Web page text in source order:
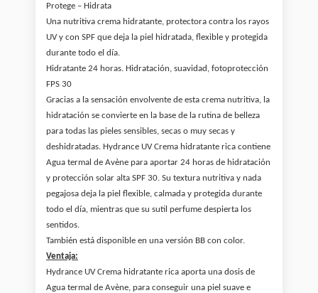
Protege – Hidrata
Una nutritiva crema hidratante, protectora contra los rayos
UV y con SPF que deja la piel hidratada, flexible y protegida
durante todo el día.
Hidratante 24 horas. Hidratación, suavidad, fotoprotección
FPS 30
Gracias a la sensación envolvente de esta crema nutritiva, la
hidratación se convierte en la base de la rutina de belleza
para todas las pieles sensibles, secas o muy secas y
deshidratadas. Hydrance UV Crema hidratante rica contiene
Agua termal de Avène para aportar 24 horas de hidratación
y protección solar alta SPF 30. Su textura nutritiva y nada
pegajosa deja la piel flexible, calmada y protegida durante
todo el día, mientras que su sutil perfume despierta los
sentidos.
También está disponible en una versión BB con color.
Ventaja:
Hydrance UV Crema hidratante rica aporta una dosis de
Agua termal de Avène, para conseguir una piel suave e